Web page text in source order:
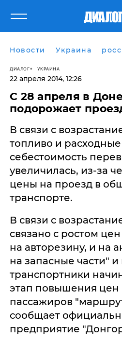
Новости Украина
ДИАЛОГ УКРАИНА
22 апреля 2014, 12:26
С 28 апреля в
подорожает
В связи с
топливо и
себестоимость
увеличилась, из-за
цены на проезд в
транспорте.
В связи с
связано с ростом
на авторезину, и на
на запасные части"
транспортники
этап повышения цен
пассажиров
сообщает
предприятие